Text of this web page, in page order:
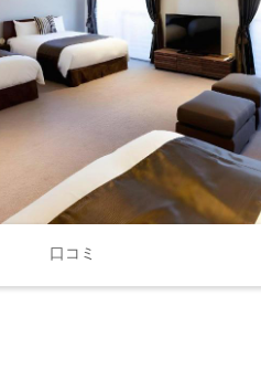
口コミ